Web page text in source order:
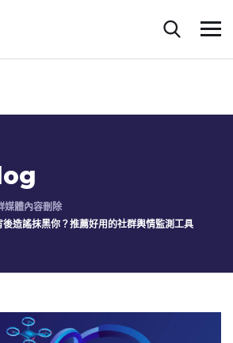
媒體內容刪除
造謠抹黑你？推薦好用的社群輿情監測工具